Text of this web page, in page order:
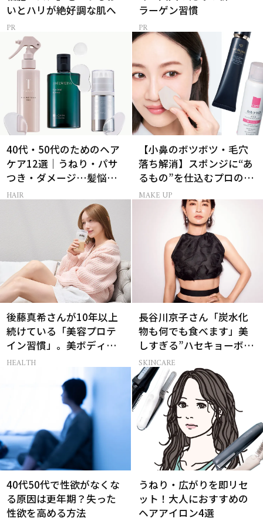
いとハリが絶好調な肌へ
ラーゲン習慣
40代・50代のためのヘア
ケア12選｜うねり・パサ
つき・ダメージ…髪悩み
から選ぶベスコス受賞コ
HAIR
【小鼻のボツボツ・毛穴
落ち解消】スポンジに“あ
るもの”を仕込むプロの超
簡単メイクテク
MAKE UP
後藤真希さんが10年以上
続けている「美容プロテ
イン習慣」。美ボディを
支える朝ルーティンと
HEALTH
長谷川京子さん「炭水化
物も何でも食べます」美
しすぎる”ハセキョーボデ
ィ”を作る秘訣
SKINCARE
40代50代で性欲がなくな
る原因は更年期？失った
性欲を高める方法
うねり・広がりを即リセ
ット！大人におすすめの
ヘアアイロン4選